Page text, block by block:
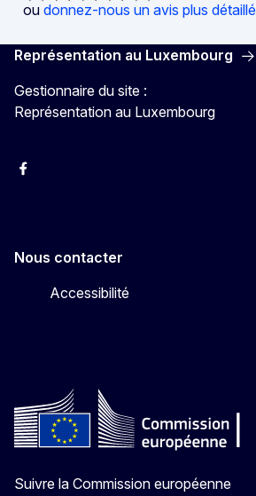
ou donnez-nous un avis plus détaillé
Représentation au Luxembourg
Gestionnaire du site :
Représentation au Luxembourg
Facebook
Nous contacter
Accessibilité
Suivre la Commission européenne